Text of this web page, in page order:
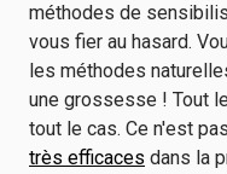
méthodes de
vous fier au hasard.
les méthodes
une grossesse ! Tout
tout le cas. Ce n'est
très efficaces dans la